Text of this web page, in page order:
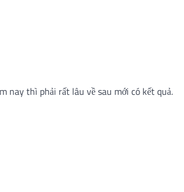
nay thì phải rất lâu về sau mới có kết quả.